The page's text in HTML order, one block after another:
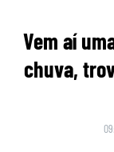
Vem aí
chuva,